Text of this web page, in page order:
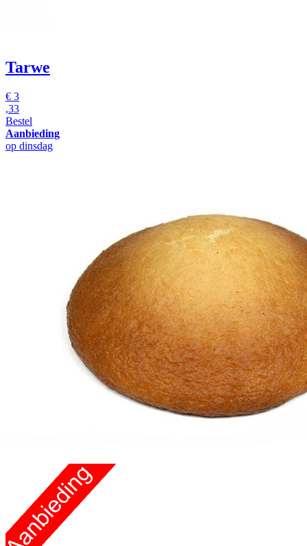
Tarwe
€ 3
,33
Bestel
Aanbieding
op dinsdag